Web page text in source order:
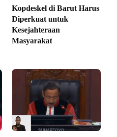
Kopdeskel di Barut Harus
Diperkuat untuk
Kesejahteraan
Masyarakat